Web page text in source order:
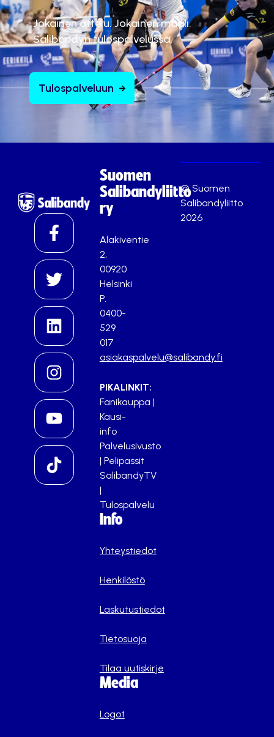
Jokainen ottelu. Jokainen maali.
Salibandyn tulospalvelussa.
Tulospalveluun
Suomen
Salibandyliitto
ry
Alakiventie
2,
00920
Helsinki
P.
0400-
529
017
asiakaspalvelu@salibandy.fi
PIKALINKIT:
Fanikauppa |
Kausi-
info
Palvelusivusto
| Pelipassit
SalibandyTV
|
Tulospalvelu
Info
Yhteystiedot
Henkilöstö
Laskutustiedot
Tietosuoja
Tilaa uutiskirje
Media
Logot
© Suomen
Salibandyliitto
2026